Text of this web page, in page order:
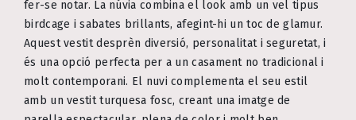
fer-se notar. La núvia combina el look amb un vel tipus
birdcage i sabates brillants, afegint-hi un toc de glamur.
Aquest vestit desprèn diversió, personalitat i seguretat, i
és una opció perfecta per a un casament no tradicional i
molt contemporani. El nuvi complementa el seu estil
amb un vestit turquesa fosc, creant una imatge de